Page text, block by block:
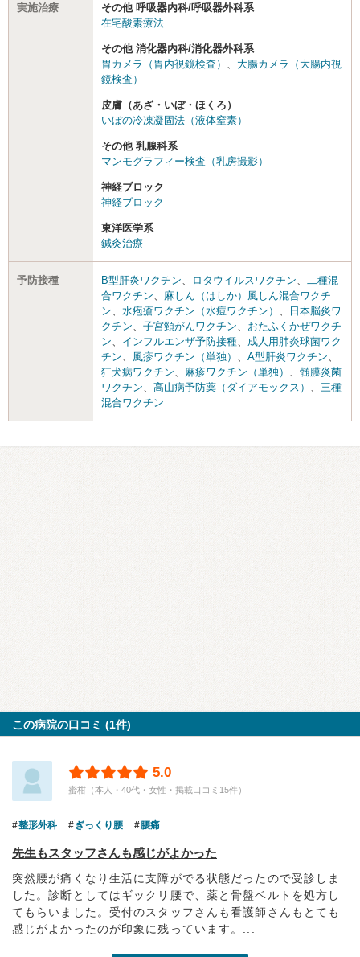
実施治療
その他 呼吸器内科/呼吸器外科系
在宅酸素療法
その他 消化器内科/消化器外科系
胃カメラ（胃内視鏡検査）
大腸カメラ（大腸内視
鏡検査）
皮膚（あざ・いぼ・ほくろ）
いぼの冷凍凝固法（液体窒素）
その他 乳腺科系
マンモグラフィー検査（乳房撮影）
神経ブロック
神経ブロック
東洋医学系
鍼灸治療
予防接種 B型肝炎ワクチン ロタウイルスワクチン
二種混
合ワクチン
麻しん（はしか）風しん混合ワクチ
ン
水疱瘡ワクチン（水痘ワクチン）
日本脳炎ワ
クチン
子宮頸がんワクチン
おたふくかぜワクチ
ン
インフルエンザ予防接種
成人用肺炎球菌ワク
チン
風疹ワクチン（単独） A型肝炎ワクチン
狂犬病ワクチン
麻疹ワクチン（単独）
髄膜炎菌
ワクチン
高山病予防薬（ダイアモックス）
三種
混合ワクチン
この病院の口コミ (1件)
5.0
蜜柑（本人・40代・女性・掲載口コミ15件）
整形外科 ぎっくり腰 腰痛
先生もスタッフさんも感じがよかった
突然腰が痛くなり生活に支障がでる状態だったので受診しま
した。診断としてはギックリ腰で、薬と骨盤ベルトを処方し
てもらいました。受付のスタッフさんも看護師さんもとても
感じがよかったのが印象に残っています。...